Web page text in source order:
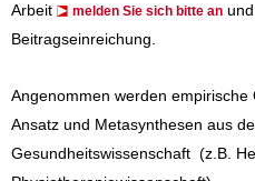
Arbeit
melden Sie sich bitte an
Beitragseinreichung.
Angenommen werden
Ansatz und Metasynthesen aus
Gesundheitswissenschaft (z.B.